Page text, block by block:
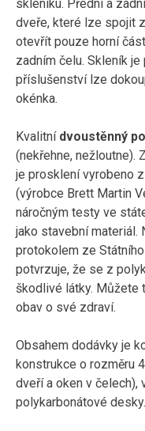
skleníku. Přední a
dveře, které lze spojit
otevřít pouze horní
zadním čelu. Skleník
příslušenství lze
okénka.
Kvalitní dvoustěnný
(nekřehne, nežloutne).
je prosklení vyrobeno
(výrobce Brett Martin
náročným testy ve
jako stavební materiál.
protokolem ze
potvrzuje, že se z
škodlivé látky. Můžete
obav o své zdraví.
Obsahem dodávky je
konstrukce o rozměru
dveří a oken v čelech),
polykarbonátové desky.